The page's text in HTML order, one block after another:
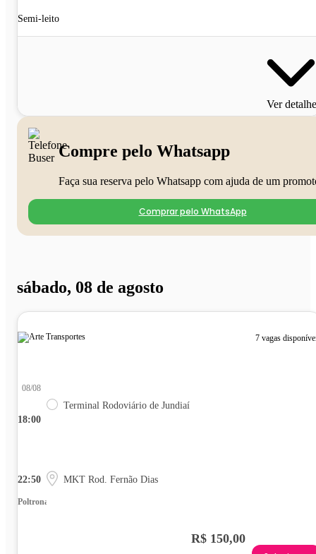
Semi-leito
Ver
Compre pelo Whatsapp
Faça sua reserva pelo Whatsapp com ajuda de um
Comprar pelo WhatsApp
sábado, 08 de agosto
7 vagas
18:00
08/08
Terminal Rodoviário de Jundiaí
22:50 MKT Rod. Fernão Dias
Poltrona
R$ 150,00